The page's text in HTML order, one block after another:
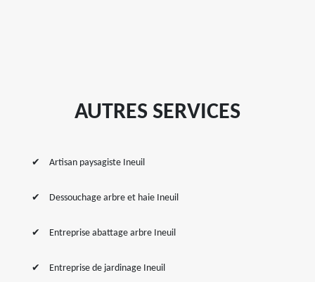
AUTRES SERVICES
Artisan paysagiste Ineuil
Dessouchage arbre et haie Ineuil
Entreprise abattage arbre Ineuil
Entreprise de jardinage Ineuil